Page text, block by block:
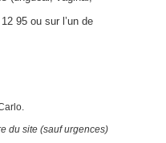
95 ou sur l’un de
du site (sauf urgences)